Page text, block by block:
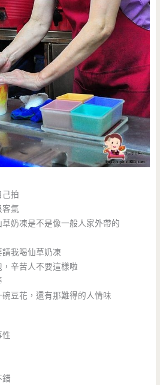
拍
氣
奶凍是不是像一般人家外帶的
我喝仙草奶凍
辛苦人不要這樣啦
豆花，還有那難得的人情味
性
錯